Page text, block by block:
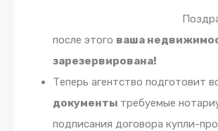
после этого ваша
зарезервирована!
Теперь агентство подготовит
документы требуемые
подписания договора купли-